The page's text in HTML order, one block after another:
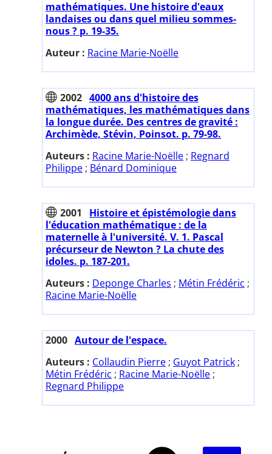
mathématiques. Une histoire d'eaux
landaises ou dans quel milieu sommes-
nous ? p. 19-35.
Auteur : Racine Marie-Noëlle
2002 4000 ans d'histoire des
mathématiques, les mathématiques dans
la longue durée. Des centres de gravité :
Archimède, Stévin, Poinsot. p. 79-98.
Auteurs : Racine Marie-Noëlle ; Regnard
Philippe ; Bénard Dominique
2001
Histoire et épistémologie dans
l'éducation mathématique : de la
maternelle à l'université. V. 1. Pascal
précurseur de Newton ? La chute des
idoles. p. 187-201.
Auteurs : Deponge Charles ; Métin Frédéric ;
Racine Marie-Noëlle
2000 Autour de l'espace.
Auteurs : Collaudin Pierre ; Guyot Patrick ;
Métin Frédéric ; Racine Marie-Noëlle ;
Regnard Philippe